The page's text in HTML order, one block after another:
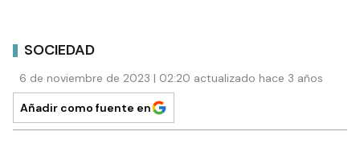
SOCIEDAD
6 de noviembre de 2023 | 02:20 actualizado hace 3 años
Añadir como fuente en